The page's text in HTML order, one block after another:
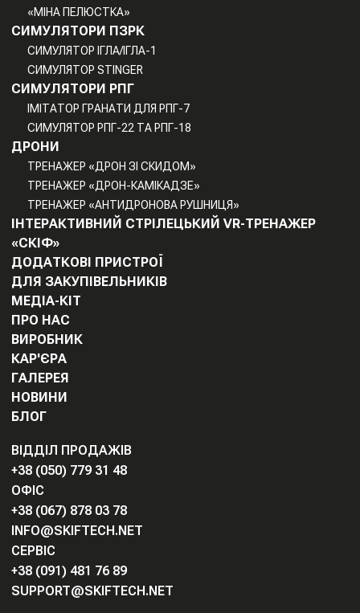
«МІНА ПЕЛЮСТКА»
СИМУЛЯТОРИ ПЗРК
СИМУЛЯТОР ІГЛА/ІГЛА-1
СИМУЛЯТОР STINGER
СИМУЛЯТОРИ РПГ
ІМІТАТОР ГРАНАТИ ДЛЯ РПГ-7
СИМУЛЯТОР РПГ-22 ТА РПГ-18
ДРОНИ
ТРЕНАЖЕР «ДРОН ЗІ СКИДОМ»
ТРЕНАЖЕР «ДРОН-КАМІКАДЗЕ»
ТРЕНАЖЕР «АНТИДРОНОВА РУШНИЦЯ»
ІНТЕРАКТИВНИЙ СТРІЛЕЦЬКИЙ VR-ТРЕНАЖЕР
«СКІФ»
ДОДАТКОВІ ПРИСТРОЇ
ДЛЯ ЗАКУПІВЕЛЬНИКІВ
МЕДІА-КІТ
ПРО НАС
ВИРОБНИК
КАР'ЄРА
ГАЛЕРЕЯ
НОВИНИ
БЛОГ
ВІДДІЛ ПРОДАЖІВ
+38 (050) 779 31 48
ОФІС
+38 (067) 878 03 78
INFO@SKIFTECH.NET
СЕРВІС
+38 (091) 481 76 89
SUPPORT@SKIFTECH.NET